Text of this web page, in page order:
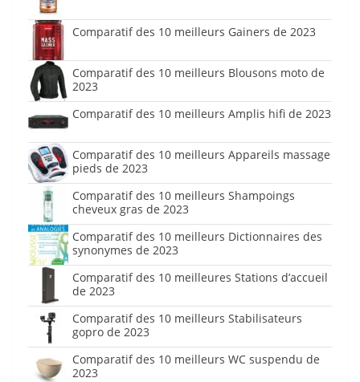
Comparatif des 10 meilleurs Gainers de 2023
Comparatif des 10 meilleurs Blousons moto de
2023
Comparatif des 10 meilleurs Amplis hifi de 2023
Comparatif des 10 meilleurs Appareils massage
pieds de 2023
Comparatif des 10 meilleurs Shampoings
cheveux gras de 2023
Comparatif des 10 meilleurs Dictionnaires des
synonymes de 2023
Comparatif des 10 meilleures Stations d’accueil
de 2023
Comparatif des 10 meilleurs Stabilisateurs
gopro de 2023
Comparatif des 10 meilleurs WC suspendu de
2023